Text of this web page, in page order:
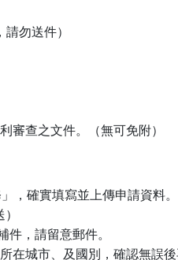
勿送件）
審查之文件。（無可免附）
，確實填寫並上傳申請資料
，請留意郵件。
在城市、及國別，確認無誤後